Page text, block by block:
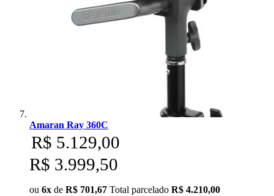
Amaran Ray 360C
R$ 5.129,00
R$ 3.999,50
ou 6x de R$ 701,67 Total parcelado R$ 4.210,00